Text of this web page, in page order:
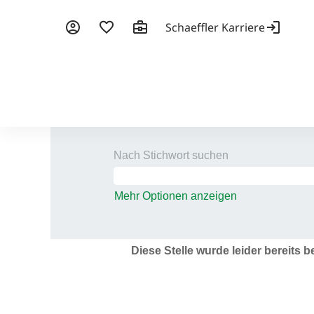
Nach Stichwort suchen
Mehr Optionen anzeigen
Diese Stelle wurde leider bereits